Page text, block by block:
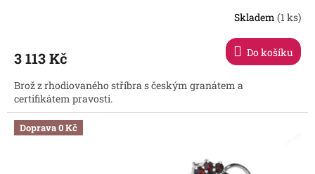
Skladem (1 ks)
3 113 Kč Do košíku
Brož z rhodiovaného stříbra s českým granátem a
certifikátem pravosti.
Doprava 0 Kč